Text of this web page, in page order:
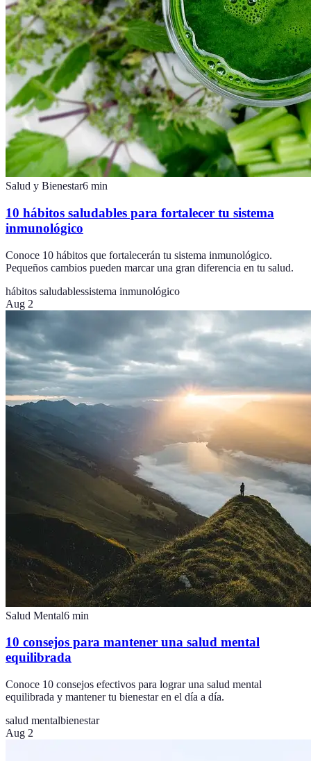
Salud y Bienestar6 min
10 hábitos saludables para fortalecer tu sistema
inmunológico
Conoce 10 hábitos que fortalecerán tu sistema inmunológico.
Pequeños cambios pueden marcar una gran diferencia en tu salud.
hábitos saludablessistema inmunológico
Aug 2
Salud Mental6 min
10 consejos para mantener una salud mental
equilibrada
Conoce 10 consejos efectivos para lograr una salud mental
equilibrada y mantener tu bienestar en el día a día.
salud mentalbienestar
Aug 2